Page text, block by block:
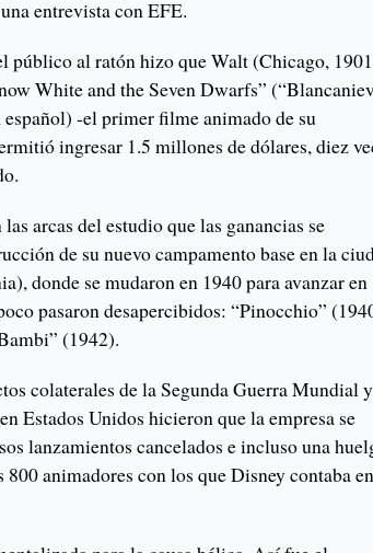
entrevista con EFE.
público al ratón hizo que Walt (Chicago,
White and the Seven Dwarfs”
español) -el primer filme animado de su
ingresar 1.5 millones de dólares, diez
arcas del estudio que las ganancias se
de su nuevo campamento base en la
donde se mudaron en 1940 para avanzar en
pasaron desapercibidos: “Pinocchio”
(1942).
colaterales de la Segunda Guerra Mundial
Estados Unidos hicieron que la empresa se
lanzamientos cancelados e incluso una
animadores con los que Disney contaba en